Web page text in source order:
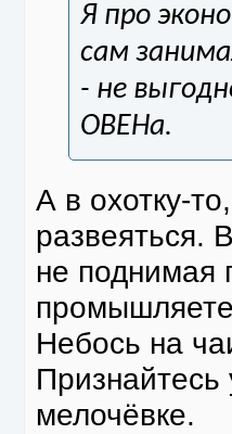
Я про
сам
- не
ОВЕНа.
А в охотку-
развеяться.
не поднимая
Небось на
мелочёвке.